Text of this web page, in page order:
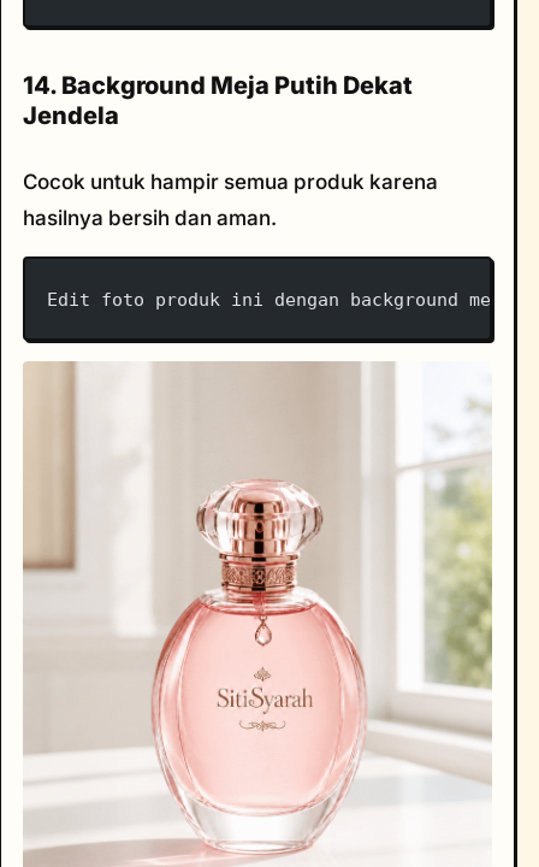
14. Background Meja Putih Dekat
Jendela
Cocok untuk hampir semua produk karena
hasilnya bersih dan aman.
Edit foto produk ini dengan background